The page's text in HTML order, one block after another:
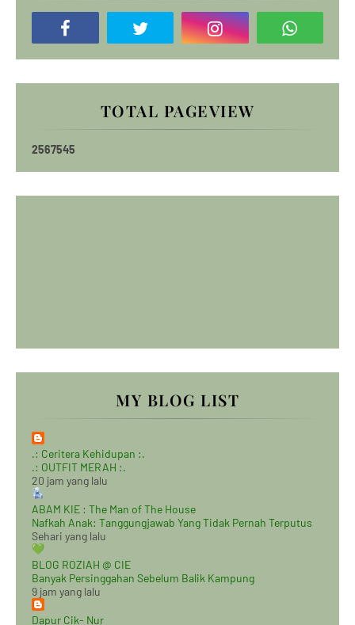
TOTAL PAGEVIEW
2567545
MY BLOG LIST
.: Ceritera Kehidupan :.
.: OUTFIT MERAH :.
20 jam yang lalu
ABAM KIE : The Man of The House
Nafkah Anak: Tanggungjawab Yang Tidak Pernah Terputus
Sehari yang lalu
BLOG ROZIAH @ CIE
Banyak Persinggahan Sebelum Balik Kampung
9 jam yang lalu
Dapur Cik- Nur